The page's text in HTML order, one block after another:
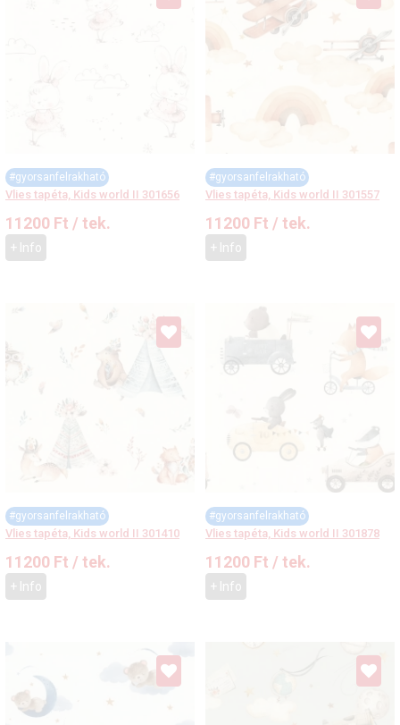
#gyorsanfelrakható
Vlies tapéta, Kids world II 301656
11200 Ft / tek.
+ Info
#gyorsanfelrakható
Vlies tapéta, Kids world II 301557
11200 Ft / tek.
+ Info
#gyorsanfelrakható
Vlies tapéta, Kids world II 301410
11200 Ft / tek.
+ Info
#gyorsanfelrakható
Vlies tapéta, Kids world II 301878
11200 Ft / tek.
+ Info